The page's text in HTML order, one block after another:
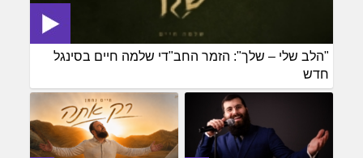
"הלב שלי – שלך": הזמר החב"די שלמה חיים בסינגל
חדש